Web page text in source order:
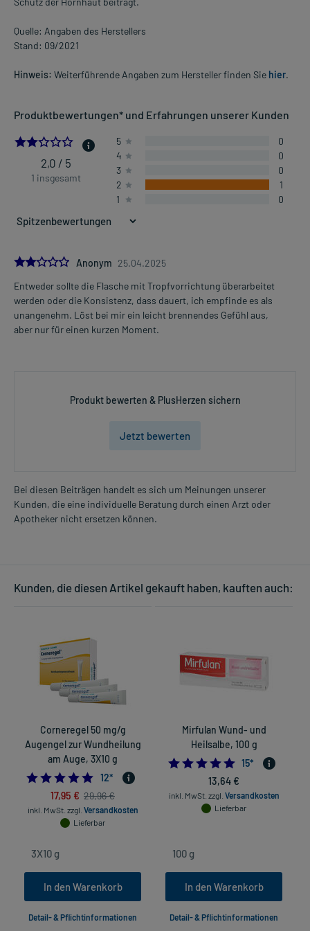
Quelle: Angaben des Herstellers
Stand: 09/2021
Hinweis: Weiterführende Angaben zum Hersteller finden Sie hier.
Produktbewertungen* und Erfahrungen unserer Kunden
2.0
2,0 / 5
1 insgesamt
5
0
4
0
3
0
2
1
1
0
2.0Anonym 25.04.2025
Entweder sollte die Flasche mit Tropfvorrichtung überarbeitet
werden oder die Konsistenz, dass dauert, ich empfinde es als
unangenehm. Löst bei mir ein leicht brennendes Gefühl aus,
aber nur für einen kurzen Moment.
Produkt bewerten & PlusHerzen sichern
Jetzt bewerten
Bei diesen Beiträgen handelt es sich um Meinungen unserer
Kunden, die eine individuelle Beratung durch einen Arzt oder
Apotheker nicht ersetzen können.
Kunden, die diesen Artikel gekauft haben, kauften auch:
Corneregel 50 mg/g
Augengel zur Wundheilung
am Auge, 3X10 g
4.833333333333333
12*
17,95 € 29,96 €
inkl. MwSt. zzgl. Versandkosten
Lieferbar
In den Warenkorb
Detail- & Pflichtinformationen
Mirfulan Wund- und
Heilsalbe, 100 g
15*
13,64 €
inkl. MwSt. zzgl. Versandkosten
Lieferbar
In den Warenkorb
Detail- & Pflichtinformationen